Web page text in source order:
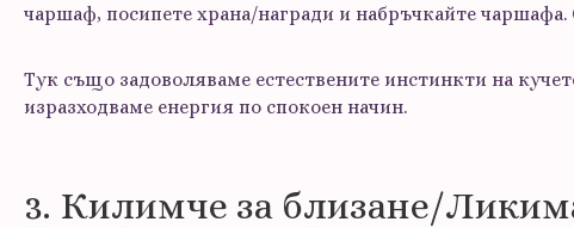
чаршаф, посипете храна/награди и набръчкайте
Тук също задоволяваме естествените инстинкти на
изразходваме енергия по спокоен начин.
3. Килимче за близане/